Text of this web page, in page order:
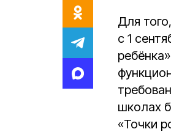
Для
с 1
школах
«Точки